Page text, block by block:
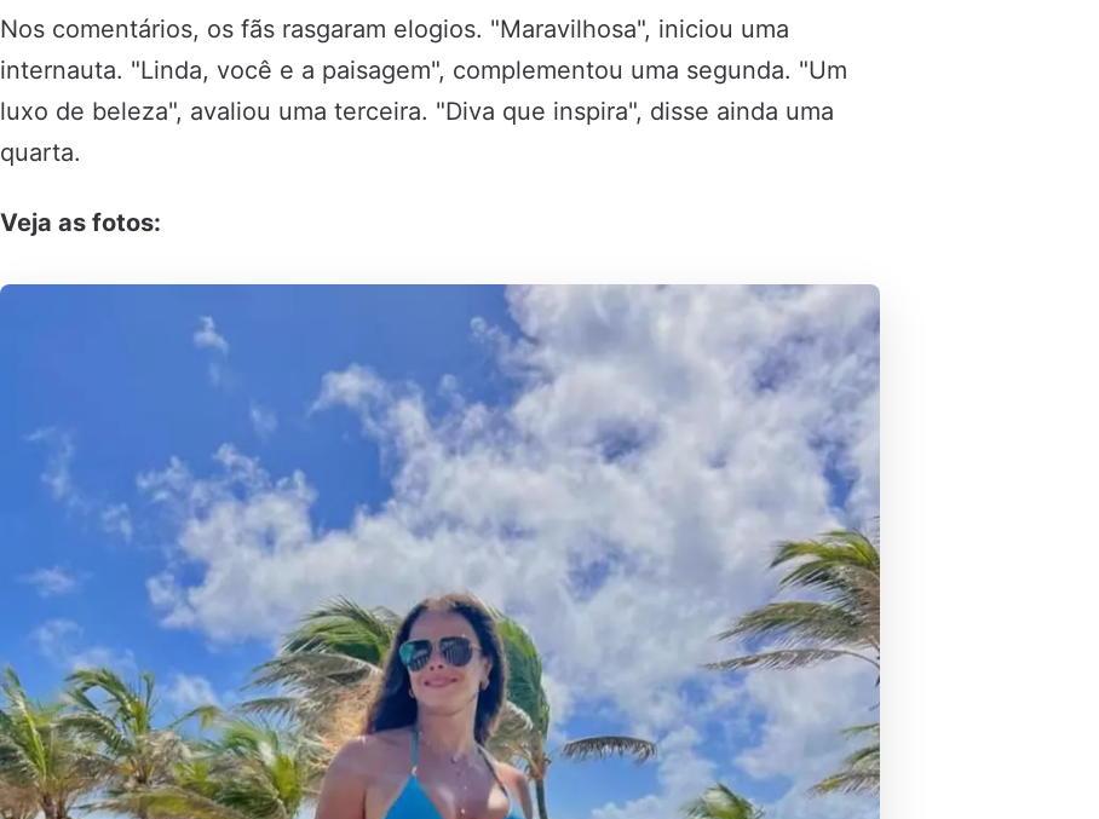
Nos comentários, os fãs rasgaram elogios. "Maravilhosa", iniciou uma
internauta. "Linda, você e a paisagem", complementou uma segunda. "Um
luxo de beleza", avaliou uma terceira. "Diva que inspira", disse ainda uma
quarta.
Veja as fotos: